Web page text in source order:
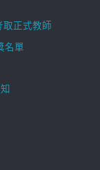
取正式教師
名單